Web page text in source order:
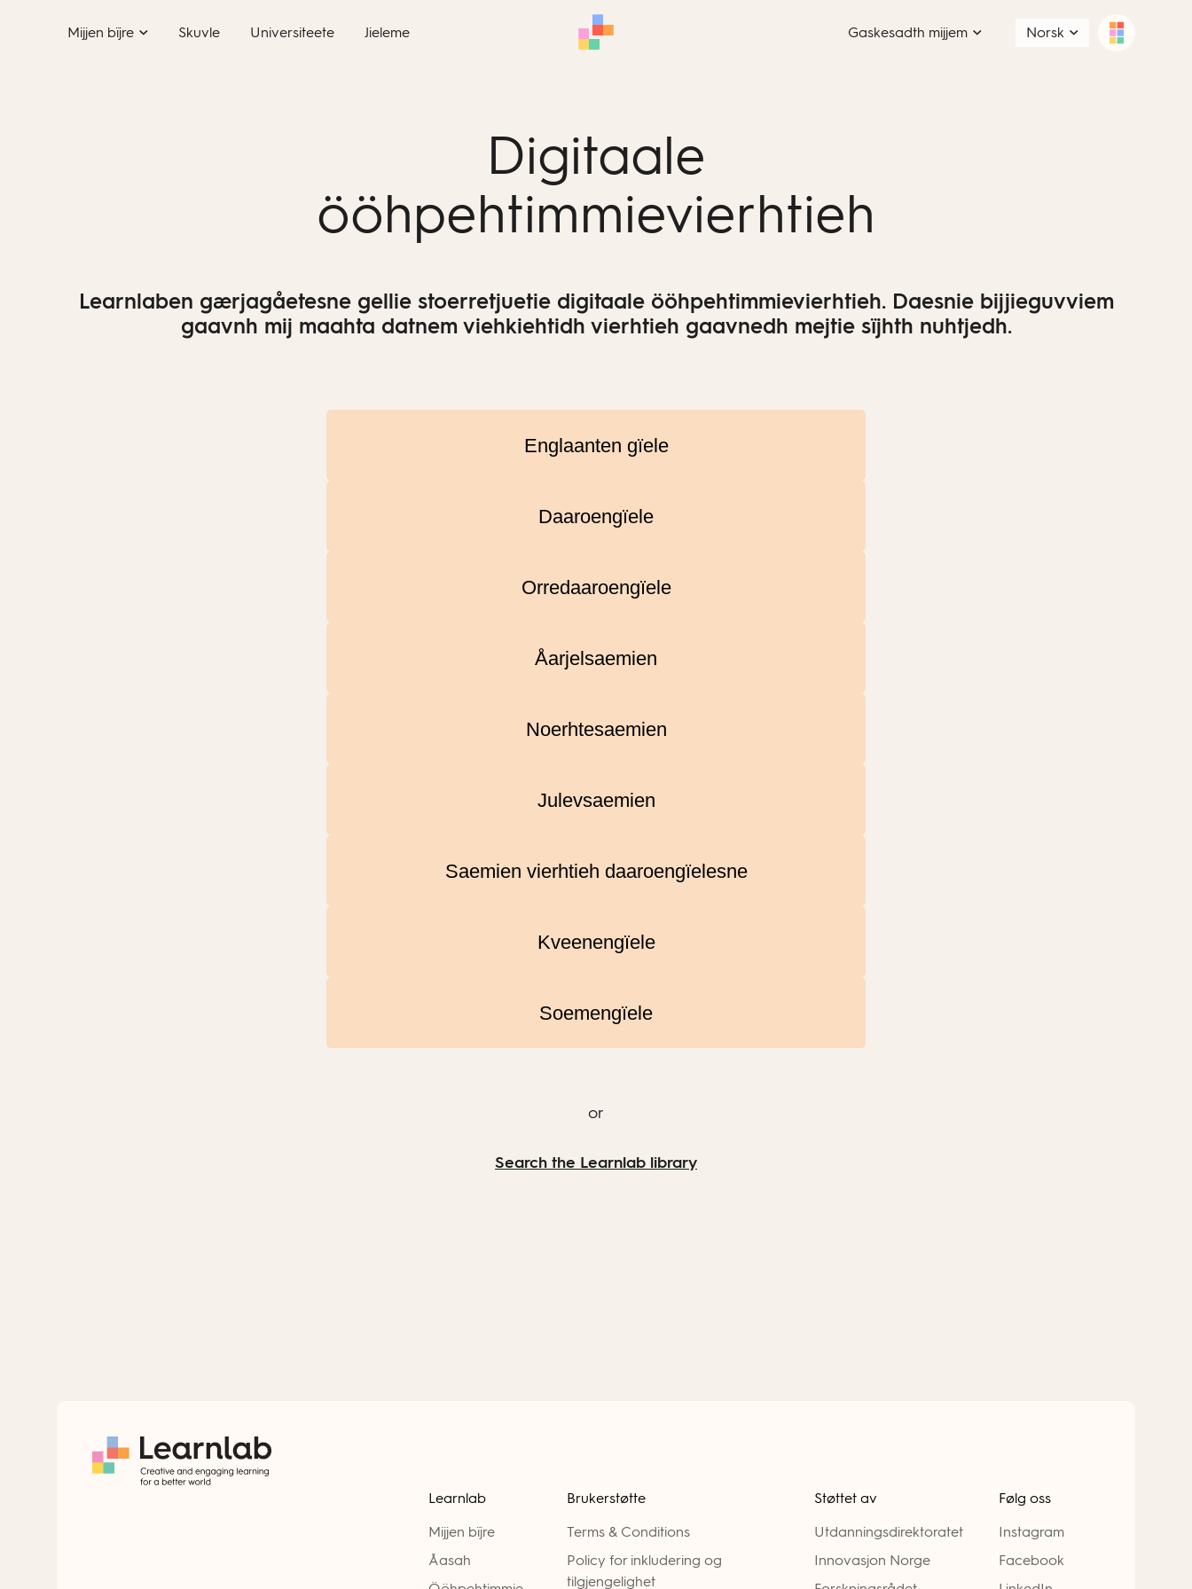
Mijjen bïjre Skuvle Universiteete Jieleme Gaskesadth mijjem Norsk
Digitaale
ööhpehtimmievierhtieh
Learnlaben gærjagåetesne gellie stoerretjuetie digitaale ööhpehtimmievierhtieh. Daesnie bijjieguvviem
gaavnh mij maahta datnem viehkiehtidh vierhtieh gaavnedh mejtie sïjhth nuhtjedh.
Englaanten gïele
Daaroengïele
Orredaaroengïele
Åarjelsaemien
Noerhtesaemien
Julevsaemien
Saemien vierhtieh daaroengïelesne
Kveenengïele
Soemengïele
or
Search the Learnlab library
Learnlab
Mijjen bïjre
Åasah
Brukerstøtte
Terms & Conditions
Policy for inkludering og
tilgjengelighet
Støttet av
Utdanningsdirektoratet
Innovasjon Norge
Følg oss
Instagram
Facebook